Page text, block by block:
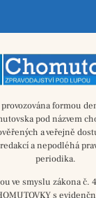
formou
pod názvem
a veřejně
a nepodléhá
periodika.
ve smyslu zákona č.
s